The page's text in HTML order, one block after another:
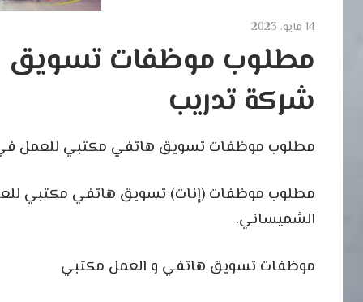
14 مايو، 2023
مطلوب موظفات تسويق
شركة تدريب
مطلوب موظفات تسويق هاتفي مكتبي للعمل
مطلوب موظفات (إناث) تسويق هاتفي مكتبي
الشميساني.
موظفات تسويق هاتفي و العمل مكتبي